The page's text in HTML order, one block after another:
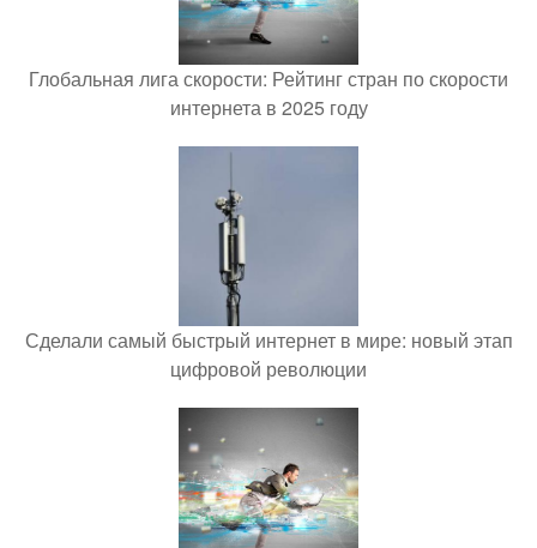
Глобальная лига скорости: Рейтинг стран по скорости
интернета в 2025 году
Сделали самый быстрый интернет в мире: новый этап
цифровой революции